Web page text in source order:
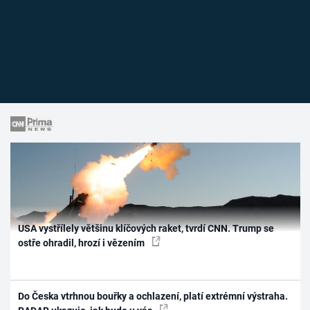
USA vystřílely většinu klíčových raket, tvrdí CNN. Trump se
ostře ohradil, hrozí i vězením
Do Česka vtrhnou bouřky a ochlazení, platí extrémní výstraha.